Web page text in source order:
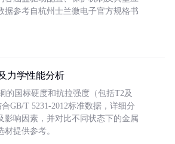
据参考自杭州士兰微电子官方规格书
力学性能分析
的国标硬度和抗拉强度（包括T2及
GB/T 5231-2012标准数据，详细分
影响因素，并对比不同状态下的金属
提供参考。